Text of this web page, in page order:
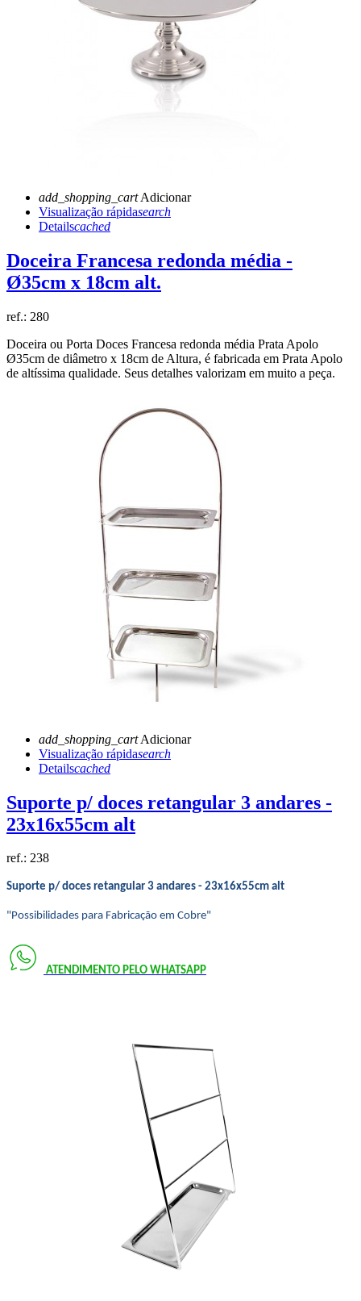
add_shopping_cartAdicionar
Visualização rápidasearch
Detailscached
Doceira Francesa redonda média -
Ø35cm x 18cm alt.
ref.: 280
Doceira ou Porta Doces Francesa redonda média Prata Apolo
Ø35cm de diâmetro x 18cm de Altura, é fabricada em Prata Apolo
de altíssima qualidade. Seus detalhes valorizam em muito a peça.
add_shopping_cartAdicionar
Visualização rápidasearch
Detailscached
Suporte p/ doces retangular 3 andares -
23x16x55cm alt
ref.: 238
Suporte p/ doces retangular 3 andares - 23x16x55cm alt
"Possibilidades para Fabricação em Cobre"
ATENDIMENTO PELO WHATSAPP